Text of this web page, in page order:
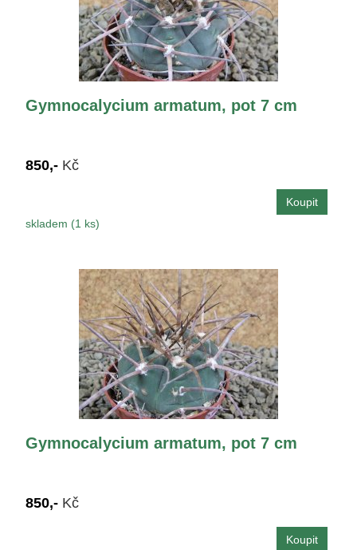
Gymnocalycium armatum, pot 7 cm
850,- Kč
skladem (1 ks)
Gymnocalycium armatum, pot 7 cm
850,- Kč